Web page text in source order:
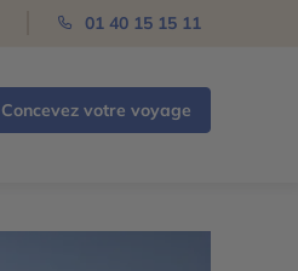
01 40 15 15 11
Concevez votre voyage